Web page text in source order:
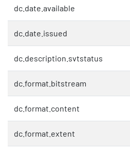
dc.date.available
dc.date.issued
dc.description.svtstatus
dc.format.bitstream
dc.format.content
dc.format.extent